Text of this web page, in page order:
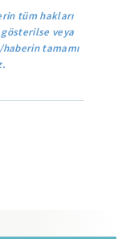
tüm hakları
gösterilse veya
tamamı